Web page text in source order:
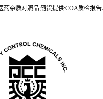
药杂质对照品;随货提供:COA质检报